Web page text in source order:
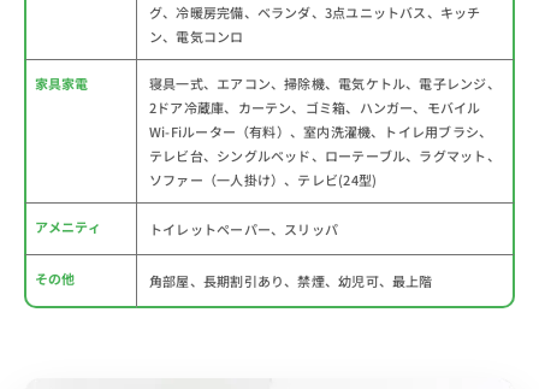
グ、冷暖房完備、ベランダ、3点ユニットバス、キッチ
ン、電気コンロ
家具家電
寝具一式、エアコン、掃除機、電気ケトル、電子レンジ、
2ドア冷蔵庫、カーテン、ゴミ箱、ハンガー、モバイル
Wi-Fiルーター（有料）、室内洗濯機、トイレ用ブラシ、
テレビ台、シングルベッド、ローテーブル、ラグマット、
ソファー（一人掛け）、テレビ(24型)
アメニティ トイレットペーパー、スリッパ
その他 角部屋、長期割引あり、禁煙、幼児可、最上階